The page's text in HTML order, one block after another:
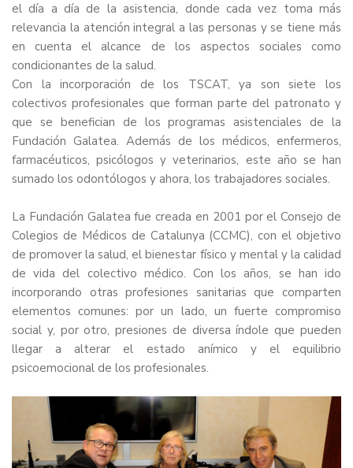
el día a día de la asistencia, donde cada vez toma más
relevancia la atención integral a las personas y se tiene más
en cuenta el alcance de los aspectos sociales como
condicionantes de la salud.
Con la incorporación de los TSCAT, ya son siete los
colectivos profesionales que forman parte del patronato y
que se benefician de los programas asistenciales de la
Fundación Galatea. Además de los médicos, enfermeros,
farmacéuticos, psicólogos y veterinarios, este año se han
sumado los odontólogos y ahora, los trabajadores sociales.
La Fundación Galatea fue creada en 2001 por el Consejo de
Colegios de Médicos de Catalunya (CCMC), con el objetivo
de promover la salud, el bienestar físico y mental y la calidad
de vida del colectivo médico. Con los años, se han ido
incorporando otras profesiones sanitarias que comparten
elementos comunes: por un lado, un fuerte compromiso
social y, por otro, presiones de diversa índole que pueden
llegar a alterar el estado anímico y el equilibrio
psicoemocional de los profesionales.